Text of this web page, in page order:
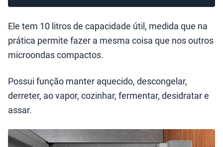
Ele tem 10 litros de capacidade útil, medida que na
prática permite fazer a mesma coisa que nos outros
microondas compactos.
Possui função manter aquecido, descongelar,
derreter, ao vapor, cozinhar, fermentar, desidratar e
assar.